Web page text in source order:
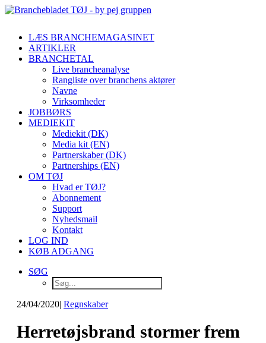
LÆS BRANCHEMAGASINET
ARTIKLER
BRANCHETAL
Live brancheanalyse
Rangliste over branchens aktører
Navne
Virksomheder
JOBBØRS
MEDIEKIT
Mediekit (DK)
Media kit (EN)
Partnerskaber (DK)
Partnerships (EN)
OM TØJ
Hvad er TØJ?
Abonnement
Support
Nyhedsmail
Kontakt
LOG IND
KØB ADGANG
SØG
24/04/2020| Regnskaber
Herretøjsbrand stormer frem